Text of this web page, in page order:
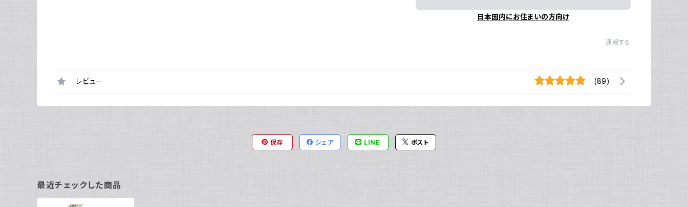
日本国内にお住まいの方向け
通報する
レビュー (89)
保存 シェア LINE ポスト
最近チェックした商品